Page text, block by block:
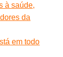
à saúde,
da
em todo